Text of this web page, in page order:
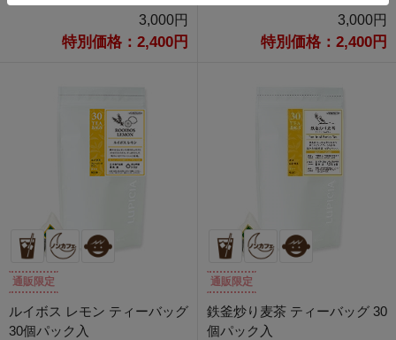
3,000円
特別価格：2,400円
3,000円
特別価格：2,400円
通販限定
ルイボス レモン ティーバッグ
30個パック入
通販限定
鉄釜炒り麦茶 ティーバッグ 30
個パック入